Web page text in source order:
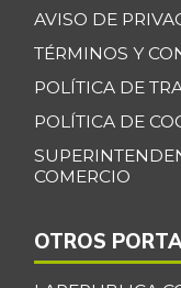
AVISO DE
TÉRMINOS Y
POLÍTICA DE
POLÍTICA DE
COMERCIO
OTROS